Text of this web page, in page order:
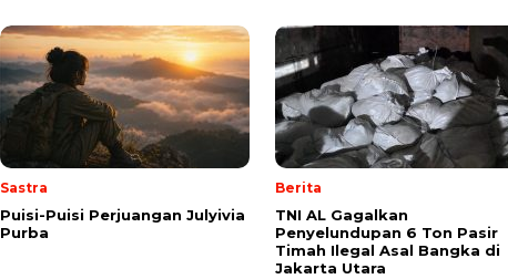
Sastra
Puisi-Puisi Perjuangan Julyivia
Purba
Berita
TNI AL Gagalkan
Penyelundupan 6 Ton Pasir
Timah Ilegal Asal Bangka di
Jakarta Utara